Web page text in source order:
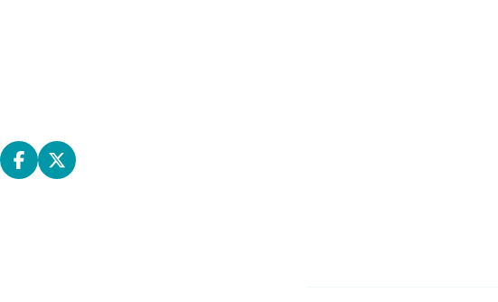
Deel op facebook
Deel op X